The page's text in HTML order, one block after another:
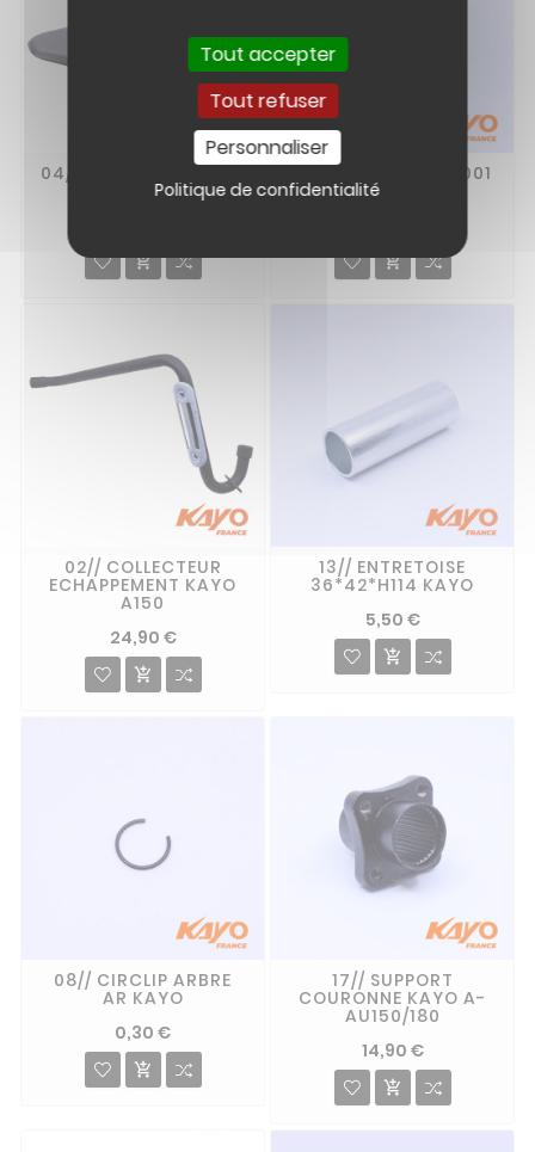
04// SELLE QUAD KAYO
A150

24// ROULEMENT 6001
KAYO

02// COLLECTEUR
ECHAPPEMENT KAYO
A150
24,90 €

13// ENTRETOISE
36*42*H114 KAYO
5,50 €

08// CIRCLIP ARBRE
AR KAYO
0,30 €

17// SUPPORT
COURONNE KAYO A-
AU150/180
14,90 €

Tout accepter
Tout refuser
Personnaliser
Politique de confidentialité